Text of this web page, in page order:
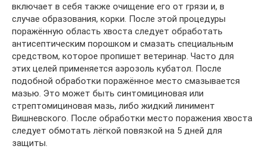
включает в себя также очищение его от грязи и, в
случае образования, корки. После этой процедуры
поражённую область хвоста следует обработать
антисептическим порошком и смазать специальным
средством, которое пропишет ветеринар. Часто для
этих целей применяется аэрозоль кубатол. После
подобной обработки поражённое место смазывается
мазью. Это может быть синтомициновая или
стрептомициновая мазь, либо жидкий линимент
Вишневского. После обработки место поражения хвоста
следует обмотать лёгкой повязкой на 5 дней для
защиты.